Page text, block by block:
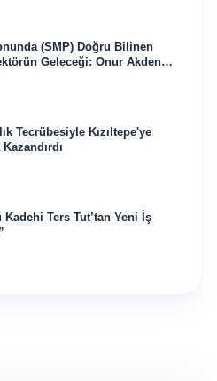
(SMP) Doğru Bilinen
Geleceği: Onur Akdeniz
Tecrübesiyle Kızıltepe'ye
Kadehi Ters Tut’tan Yeni İş